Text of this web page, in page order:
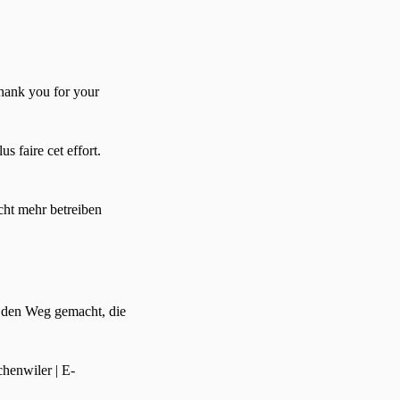
you for your
faire cet effort.
mehr betreiben
Weg gemacht, die
| E-